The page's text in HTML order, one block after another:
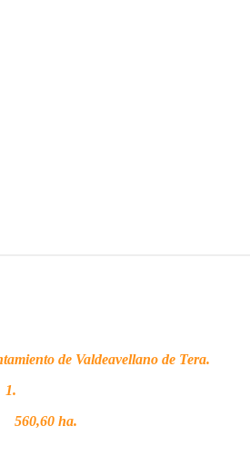
de Valdeavellano de Tera.
1.
560,60 ha.